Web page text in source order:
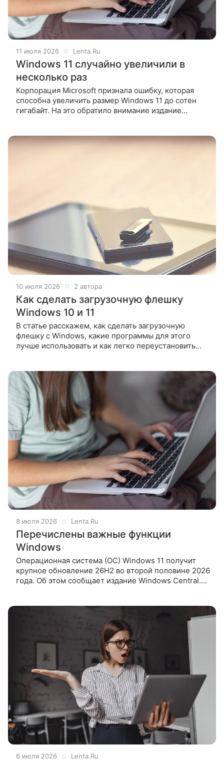
11 июля 2026 Lenta.Ru
Windows 11 случайно увеличили в
несколько раз
Корпорация Microsoft признала ошибку, которая
способна увеличить размер Windows 11 до сотен
гигабайт. На это обратило внимание издание
10 июля 2026 2 автора
Как сделать загрузочную флешку
Windows 10 и 11
В статье расскажем, как сделать загрузочную
флешку с Windows, какие программы для этого
лучше использовать и как легко переустановить
8 июля 2026 Lenta.Ru
Перечислены важные функции
Windows
Операционная система (ОС) Windows 11 получит
крупное обновление 26H2 во второй половине 2026
года. Об этом сообщает издание Windows Central.
6 июля 2026 Lenta.Ru